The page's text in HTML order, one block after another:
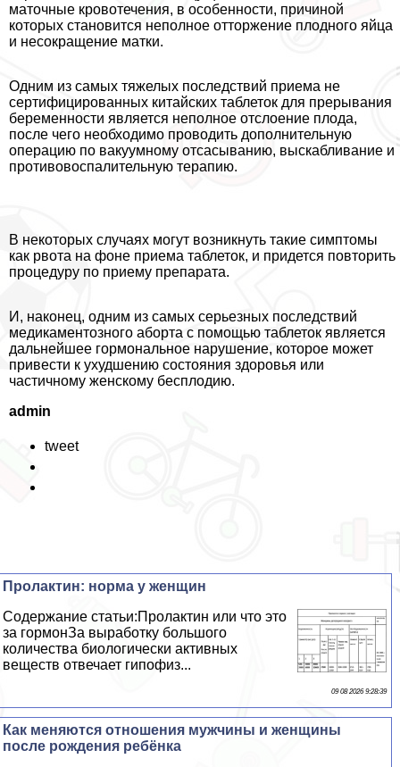
маточные кровотечения, в особенности, причиной
которых становится неполное отторжение плодного яйца
и несокращение матки.
Одним из самых тяжелых последствий приема не
сертифицированных китайских таблеток для прерывания
беременности является неполное отслоение плода,
после чего необходимо проводить дополнительную
операцию по вакуумному отсасыванию, выскабливание и
противовоспалительную терапию.
В некоторых случаях могут возникнуть такие симптомы
как рвота на фоне приема таблеток, и придется повторить
процедуру по приему препарата.
И, наконец, одним из самых серьезных последствий
медикаментозного aбopта с помощью таблеток является
дальнейшее гормональное нарушение, которое может
привести к ухудшению состояния здоровья или
частичному женскому бесплодию.
admin
tweet
Пролактин: норма у женщин
Содержание статьи:Пролактин или что это
за гормонЗа выработку большого
количества биологически активных
веществ отвечает гипофиз...
09 08 2026 9:28:39
Как меняются отношения мужчины и женщины
после рождения ребёнка